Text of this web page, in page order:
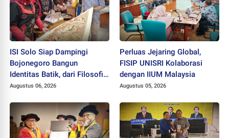
ISI Solo Siap Dampingi
Bojonegoro Bangun
Identitas Batik, dari Filosofi
hingga HAKI
Augustus 06, 2026
Perluas Jejaring Global,
FISIP UNISRI Kolaborasi
dengan IIUM Malaysia
Augustus 05, 2026